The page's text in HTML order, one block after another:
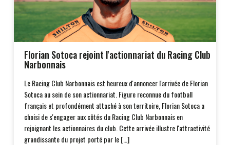
Florian Sotoca rejoint l'actionnariat du Racing Club
Narbonnais
Le Racing Club Narbonnais est heureux d'annoncer l'arrivée de Florian
Sotoca au sein de son actionnariat. Figure reconnue du football
français et profondément attaché à son territoire, Florian Sotoca a
choisi de s'engager aux côtés du Racing Club Narbonnais en
rejoignant les actionnaires du club. Cette arrivée illustre l'attractivité
grandissante du projet porté par le […]